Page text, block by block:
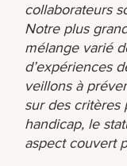
collaborateurs
Notre plus
mélange varié
d’expériences
veillons à
sur des critères
handicap, le
aspect couvert